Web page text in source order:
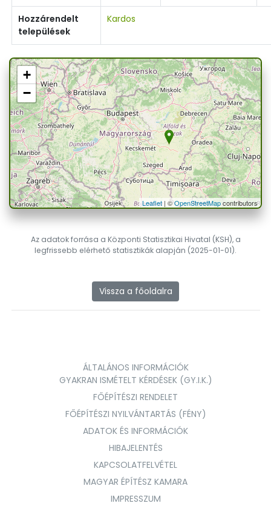
Hozzárendelt
települések
Kardos
+
−
Leaflet| ©OpenStreetMapcontributors
Az adatok forrása a Központi Statisztikai Hivatal (KSH), a
legfrissebb elérhető statisztikák alapján (2025-01-01).
Vissza a főoldalra
ÁLTALÁNOS INFORMÁCIÓK
GYAKRAN ISMÉTELT KÉRDÉSEK (GY.I.K.)
FŐÉPÍTÉSZI RENDELET
FŐÉPÍTÉSZI NYILVÁNTARTÁS (FÉNY)
ADATOK ÉS INFORMÁCIÓK
HIBAJELENTÉS
KAPCSOLATFELVÉTEL
MAGYAR ÉPÍTÉSZ KAMARA
IMPRESSZUM